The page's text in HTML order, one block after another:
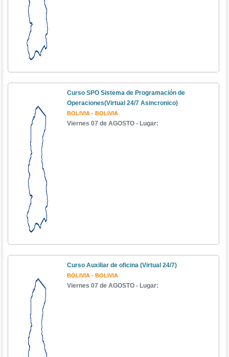
Curso SPO Sistema de Programación de
Operaciones(Virtual 24/7 Asincronico)
BOLIVIA - BOLIVIA
Viernes 07 de AGOSTO - Lugar:
Curso Auxiliar de oficina (Virtual 24/7)
BOLIVIA - BOLIVIA
Viernes 07 de AGOSTO - Lugar: